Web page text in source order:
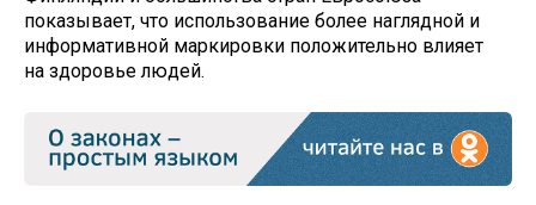
показывает, что использование более наглядной и
информативной маркировки положительно влияет
на здоровье людей.